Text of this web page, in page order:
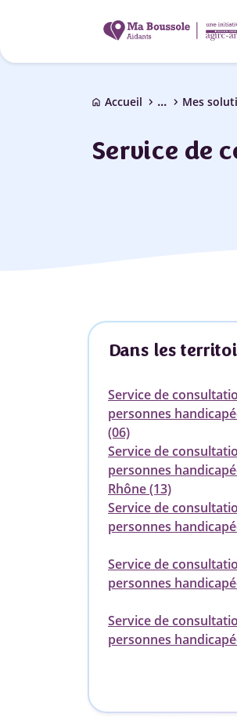
home Accueil chevron_right ... chevron_right Mes
Service de
Dans les
Service de
personnes
(06)
Service de
personnes
Rhône (13)
Service de
personnes
Service de
personnes
Service de
personnes